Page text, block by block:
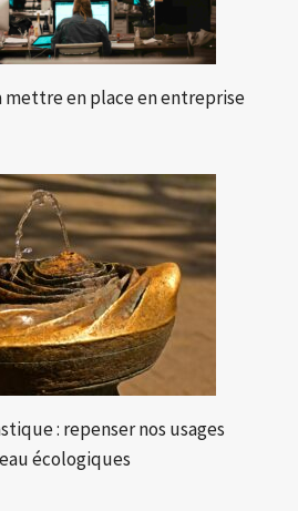
mettre en place en entreprise
: repenser nos usages
écologiques